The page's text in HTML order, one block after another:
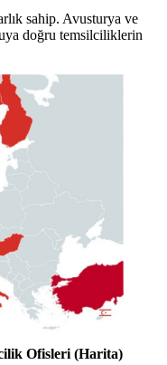
sahip. Avusturya ve
doğru temsilciliklerin
Ofisleri (Harita)